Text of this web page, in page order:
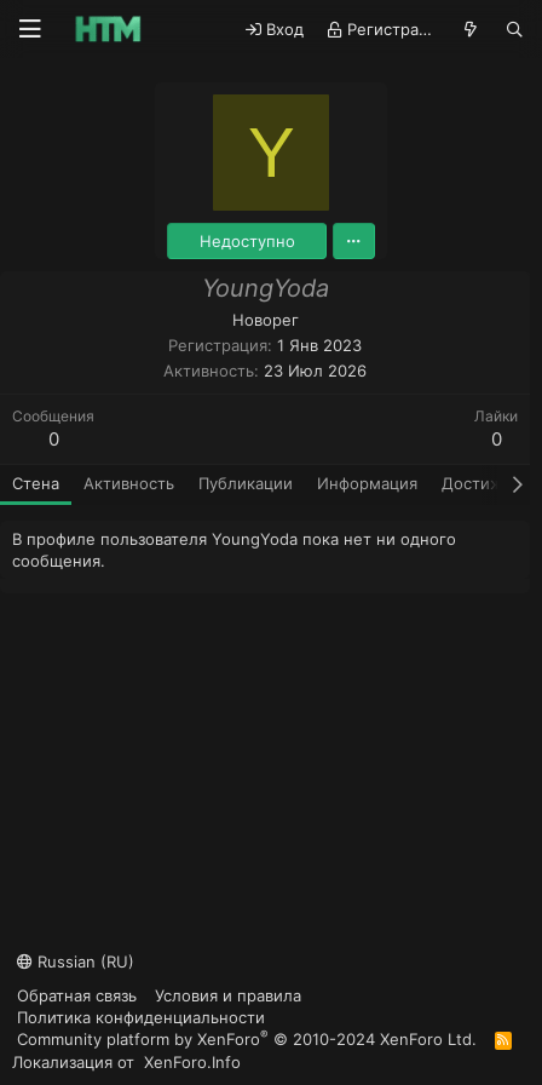
Вход Регистрация
Y
Недоступно
YoungYoda
Новорег
Регистрация 1 Янв 2023
Активность 23 Июл 2026
Сообщения
0
Лайки
0
Стена Активность Публикации Информация Достижения
В профиле пользователя YoungYoda пока нет ни одного
сообщения.
Russian (RU)
Обратная связь
Условия и правила
Политика конфиденциальности
Community platform by XenForo® © 2010-2024 XenForo Ltd.
R
S
Локализация от XenForo.Info